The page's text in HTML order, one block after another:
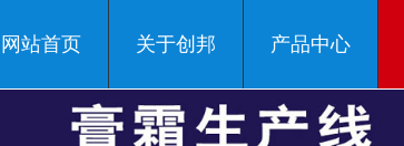
网站首页 关于创邦 产品中心